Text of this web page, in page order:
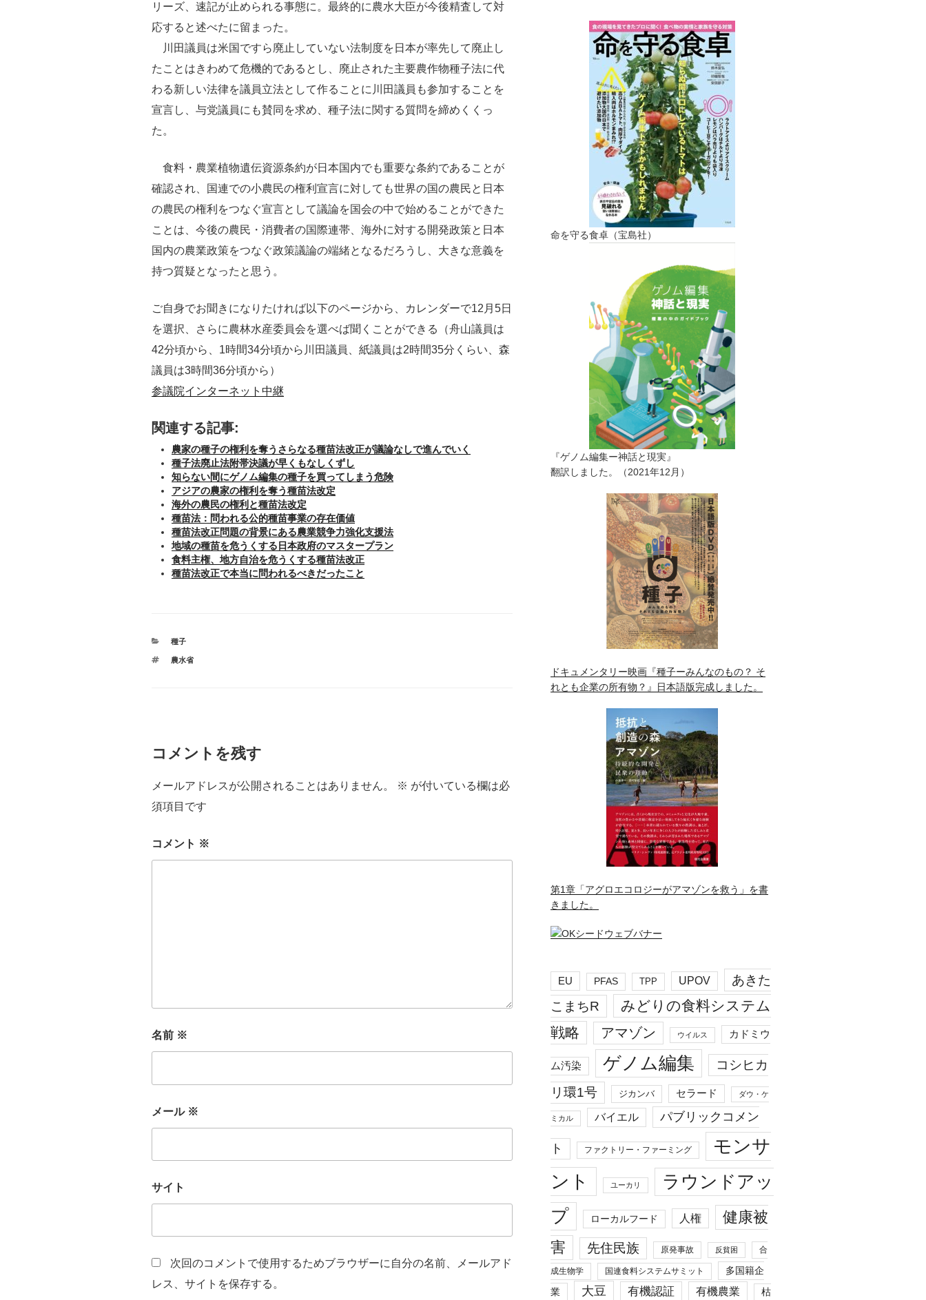
リーズ、速記が止められる事態に。最終的に農水大臣が今後精査して対
応すると述べたに留まった。
川田議員は米国ですら廃止していない法制度を日本が率先して廃止し
たことはきわめて危機的であるとし、廃止された主要農作物種子法に代
わる新しい法律を議員立法として作ることに川田議員も参加することを
宣言し、与党議員にも賛同を求め、種子法に関する質問を締めくくっ
た。
食料・農業植物遺伝資源条約が日本国内でも重要な条約であることが
確認され、国連での小農民の権利宣言に対しても世界の国の農民と日本
の農民の権利をつなぐ宣言として議論を国会の中で始めることができた
ことは、今後の農民・消費者の国際連帯、海外に対する開発政策と日本
国内の農業政策をつなぐ政策議論の端緒となるだろうし、大きな意義を
持つ質疑となったと思う。
ご自身でお聞きになりたければ以下のページから、カレンダーで12月5日
を選択、さらに農林水産委員会を選べば聞くことができる（舟山議員は
42分頃から、1時間34分頃から川田議員、紙議員は2時間35分くらい、森
議員は3時間36分頃から）
参議院インターネット中継
関連する記事:
農家の種子の権利を奪うさらなる種苗法改正が議論なしで進んでいく
種子法廃止法附帯決議が早くもなしくずし
知らない間にゲノム編集の種子を買ってしまう危険
アジアの農家の権利を奪う種苗法改定
海外の農民の権利と種苗法改定
種苗法：問われる公的種苗事業の存在価値
種苗法改正問題の背景にある農業競争力強化支援法
地域の種苗を危うくする日本政府のマスタープラン
食料主権、地方自治を危うくする種苗法改正
種苗法改正で本当に問われるべきだったこと
カ
ゴ
種子
タ
農水省
コメントを残す
メールアドレスが公開されることはありません。 ※ が付いている欄は必
須項目です
コメント ※
名前 ※
メール ※
サイト
次回のコメントで使用するためブラウザーに自分の名前、メールアド
レス、サイトを保存する。
命を守る食卓（宝島社）
『ゲノム編集ー神話と現実』
翻訳しました。（2021年12月）
ドキュメンタリー映画『種子ーみんなのもの？ そ
れとも企業の所有物？』日本語版完成しました。
第1章「アグロエコロジーがアマゾンを救う」を書
きました。
EU PFAS TPP UPOV
あきた
こまちR
みどりの食料システム
戦略
アマゾン ウイルス カドミウ
ム汚染 ゲノム編集
コシヒカ
リ環1号
ジカンバ セラード ダウ・ケ
ミカル バイエル パブリックコメン
ト ファクトリー・ファーミング
モンサ
ント
ユーカリ
ラウンドアッ
プ
ローカルフード 人権
健康被
害
先住民族 原発事故 反貧困 合
成生物学 国連食料システムサミット
多国籍企
業
大豆 有機認証 有機農業 枯